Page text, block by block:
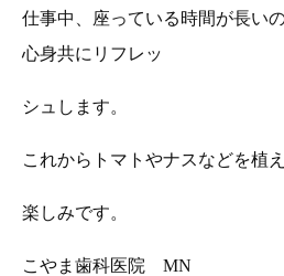
仕事中、座っている時間が長い
心身共にリフレッ
シュします。
これからトマトやナスなどを植
楽しみです。
こやま歯科医院 MN